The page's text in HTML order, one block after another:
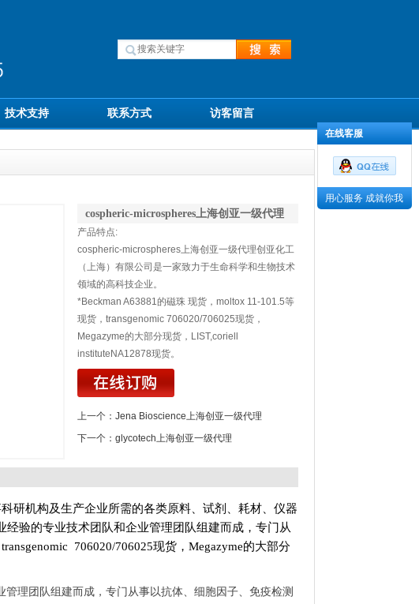
技术支持 联系方式 访客留言
cospheric-microspheres上海创亚一级代理
产品特点:
cospheric-microspheres上海创亚一级代理创亚化工
（上海）有限公司是一家致力于生命科学和生物技术
领域的高科技企业。
*Beckman A63881的磁珠 现货，moltox 11-101.5等
现货，transgenomic 706020/706025现货，
Megazyme的大部分现货，LIST,coriell
instituteNA12878现货。
上一个： Jena Bioscience上海创亚一级代理
下一个： glycotech上海创亚一级代理
研机构及生产企业所需的各类原料、试剂、耗材、仪器
验的专业技术团队和企业管理团队组建而成，专门从
706020/706025现货，Megazyme的大部分
理团队组建而成，专门从事以抗体、细胞因子、免疫检测
在线客服
用心服务 成就你我